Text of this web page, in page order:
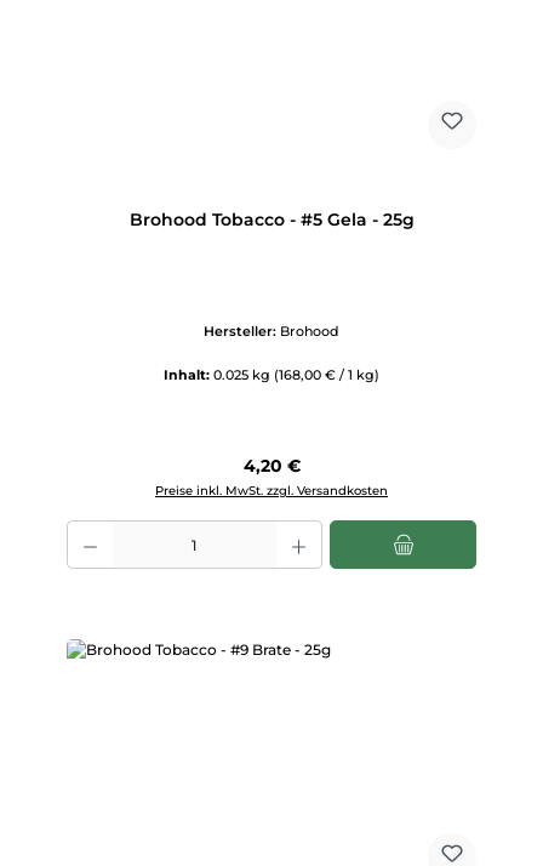
Brohood Tobacco - #5 Gela - 25g
Hersteller: Brohood
Inhalt: 0.025 kg (168,00 € / 1 kg)
Regulärer Preis:
4,20 €
Preise inkl. MwSt. zzgl. Versandkosten
Produkt Anzahl: Gib den gewünschten Wert ein oder benutze die